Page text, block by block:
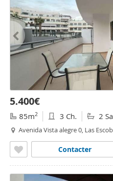
5.400€
85m2 3 Ch. 2
Avenida Vista alegre 0, Las
Contacter